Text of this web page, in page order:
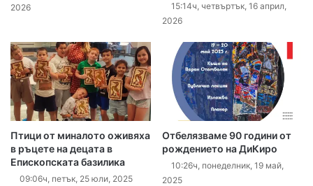
2026
15:14ч, четвъртък, 16 април,
2026
Птици от миналото оживяха
в ръцете на децата в
Епископската базилика
09:06ч, петък, 25 юли, 2025
Отбелязваме 90 години от
рождението на ДиКиро
10:26ч, понеделник, 19 май,
2025